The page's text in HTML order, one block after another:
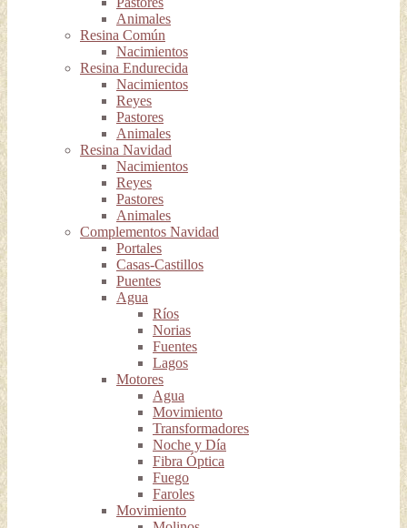
Animales
Resina Común
Nacimientos
Resina Endurecida
Nacimientos
Reyes
Pastores
Animales
Resina Navidad
Nacimientos
Reyes
Pastores
Animales
Complementos Navidad
Portales
Casas-Castillos
Puentes
Agua
Ríos
Norias
Fuentes
Lagos
Motores
Agua
Movimiento
Transformadores
Noche y Día
Fibra Óptica
Fuego
Faroles
Movimiento